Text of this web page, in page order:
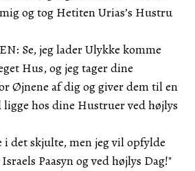
og tog Hetiten Urias’s Hustru
Se, jeg lader Ulykke komme
Hus, og jeg tager dine
Øjnene af dig og giver dem til en
ligge hos dine Hustruer ved højlys
i det skjulte, men jeg vil opfylde
Paasyn og ved højlys Dag!"